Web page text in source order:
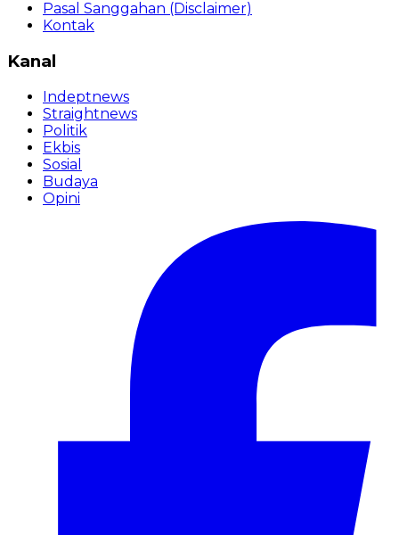
Pasal Sanggahan (Disclaimer)
Kontak
Kanal
Indeptnews
Straightnews
Politik
Ekbis
Sosial
Budaya
Opini